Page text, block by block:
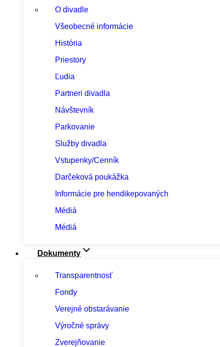
O divadle
Všeobecné informácie
História
Priestory
Ľudia
Partneri divadla
Návštevník
Parkovanie
Služby divadla
Vstupenky/Cenník
Darčeková poukážka
Informácie pre hendikepovaných
Médiá
Médiá
Dokumenty
Transparentnosť
Fondy
Verejné obstarávanie
Výročné správy
Zverejňovanie